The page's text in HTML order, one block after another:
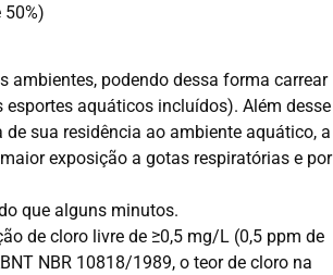
50%)
ambientes, podendo dessa forma carrear
aquáticos incluídos). Além desse
sua residência ao ambiente aquático, a
exposição a gotas respiratórias e por
que alguns minutos.
de cloro livre de ≥0,5 mg/L (0,5 ppm de
NBR 10818/1989, o teor de cloro na